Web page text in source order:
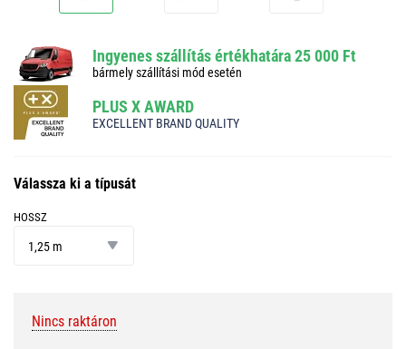
Ingyenes szállítás értékhatára 25 000 Ft
bármely szállítási mód esetén
PLUS X AWARD
EXCELLENT BRAND QUALITY
Válassza ki a típusát
HOSSZ
1,25 m
Nincs raktáron